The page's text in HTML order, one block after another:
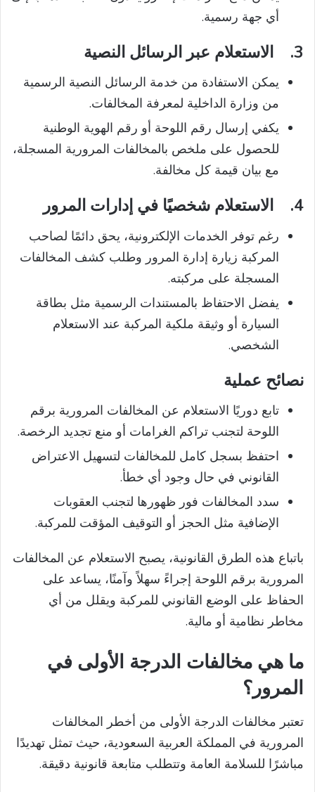
أي جهة رسمية.
3. الاستعلام عبر الرسائل النصية
يمكن الاستفادة من خدمة الرسائل النصية الرسمية
من وزارة الداخلية لمعرفة المخالفات.
يكفي إرسال رقم اللوحة أو رقم الهوية الوطنية
للحصول على ملخص بالمخالفات المرورية المسجلة،
مع بيان قيمة كل مخالفة.
4. الاستعلام شخصيًا في إدارات المرور
رغم توفر الخدمات الإلكترونية، يحق دائمًا لصاحب
المركبة زيارة إدارة المرور وطلب كشف المخالفات
المسجلة على مركبته.
يفضل الاحتفاظ بالمستندات الرسمية مثل بطاقة
السيارة أو وثيقة ملكية المركبة عند الاستعلام
الشخصي.
نصائح عملية
تابع دوريًا الاستعلام عن المخالفات المرورية برقم
اللوحة لتجنب تراكم الغرامات أو منع تجديد الرخصة.
احتفظ بسجل كامل للمخالفات لتسهيل الاعتراض
القانوني في حال وجود أي خطأ.
سدد المخالفات فور ظهورها لتجنب العقوبات
الإضافية مثل الحجز أو التوقيف المؤقت للمركبة.
باتباع هذه الطرق القانونية، يصبح الاستعلام عن المخالفات
المرورية برقم اللوحة إجراءً سهلاً وآمنًا، يساعد على
الحفاظ على الوضع القانوني للمركبة ويقلل من أي
مخاطر نظامية أو مالية.
ما هي مخالفات الدرجة الأولى في
المرور؟
تعتبر مخالفات الدرجة الأولى من أخطر المخالفات
المرورية في المملكة العربية السعودية، حيث تمثل تهديدًا
مباشرًا للسلامة العامة وتتطلب متابعة قانونية دقيقة.